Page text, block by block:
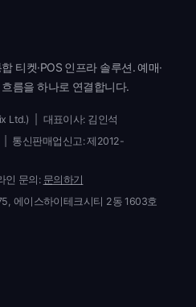
티켓·POS 인프라 솔루션. 예매·
름을 하나로 연결합니다.
Ltd.) | 대표이사: 김인석
통신판매업신고: 제2012-
인 문의: 문의하기
에이스하이테크시티 2동 1603호